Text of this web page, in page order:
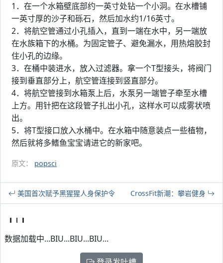
1．在一个水箱壁底部约一英寸处钻一个小洞。在水槽铺
一英寸厚的沙子和砾石，然后加水约1/16英寸。
2．将航空管通过小孔插入，直到一端在水中，另一端放
在水族箱下的水桶。为固定管子、避免漏水，用热熔胶封
住小孔的边缘。
3．在桶中装进水，放入过滤器。拿一个T型接头，将阀门
接到垂直部分上，航空管连接到竖直部分。
4．将航空管接到水箱泵上后，水泵另一端管子牵至水槽
上方。用针把在这段管子扎出小孔，这样水可以成雾状喷
出。
5．将T型接口放入水桶中。在水箱中随意装点一些植物，
然后就将多鳍鱼宝宝请进它的新家吧。
原文： popsci
美国首次赋予黑猩猩人身保护令 CrossFit新潮：攀岩健身
数据加载中...BIU...BIU...BIU...